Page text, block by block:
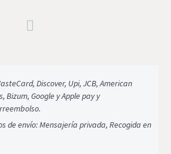
Discover, Upi, JCB, American
Bizum, Google y Apple pay y
de envío: Mensajería privada, Recogida en